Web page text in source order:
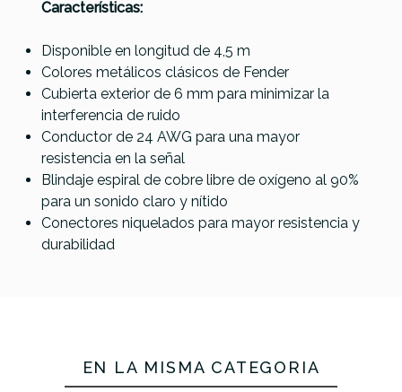
Características:
Disponible en longitud de 4,5 m
Colores metálicos clásicos de Fender
Cubierta exterior de 6 mm para minimizar la
interferencia de ruido
Conductor de 24 AWG para una mayor
resistencia en la señal
Blindaje espiral de cobre libre de oxígeno al 90%
para un sonido claro y nítido
Conectores niquelados para mayor resistencia y
durabilidad
Ribbon
3
25,90 € 25,89 € 25,75 € 25,00 €
No hay características para comparar
EN LA MISMA CATEGORÍA